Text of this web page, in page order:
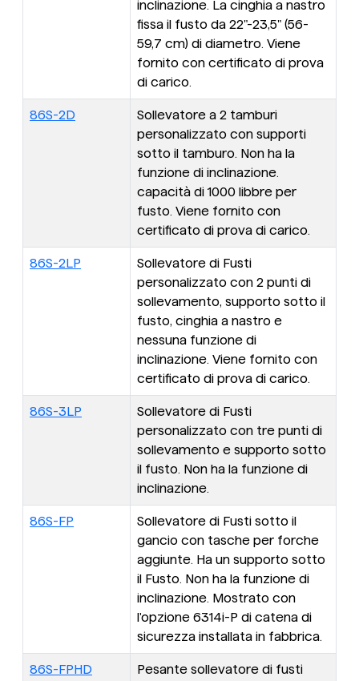
inclinazione. La cinghia a nastro
fissa il fusto da 22"-23,5" (56-
59,7 cm) di diametro. Viene
fornito con certificato di prova
di carico.
86S-2D
Sollevatore a 2 tamburi
personalizzato con supporti
sotto il tamburo. Non ha la
funzione di inclinazione.
capacità di 1000 libbre per
fusto. Viene fornito con
certificato di prova di carico.
86S-2LP
Sollevatore di Fusti
personalizzato con 2 punti di
sollevamento, supporto sotto il
fusto, cinghia a nastro e
nessuna funzione di
inclinazione. Viene fornito con
certificato di prova di carico.
86S-3LP
Sollevatore di Fusti
personalizzato con tre punti di
sollevamento e supporto sotto
il fusto. Non ha la funzione di
inclinazione.
86S-FP
Sollevatore di Fusti sotto il
gancio con tasche per forche
aggiunte. Ha un supporto sotto
il Fusto. Non ha la funzione di
inclinazione. Mostrato con
l'opzione 6314i-P di catena di
sicurezza installata in fabbrica.
86S-FPHD
Pesante sollevatore di fusti